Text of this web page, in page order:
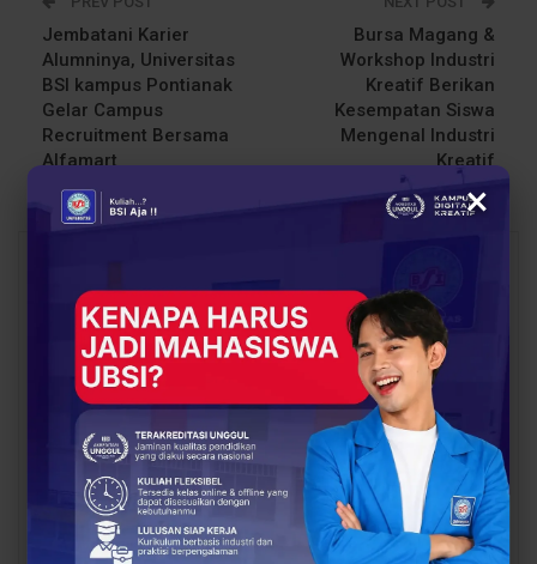
Jembatani Karier
Alumninya, Universitas
BSI kampus Pontianak
Gelar Campus
Recruitment Bersama
Alfamart
Bursa Magang &
Workshop Industri
Kreatif Berikan
Kesempatan Siswa
Mengenal Industri
Kreatif
BERITA
UBSI Buka Call for
Papers ICAISD 2026,
Dorong Riset Teknologi
BERITA
Siap Kuliah Berkualitas?
UBSI Cengkareng Gelar
Open Booth Spesial
×